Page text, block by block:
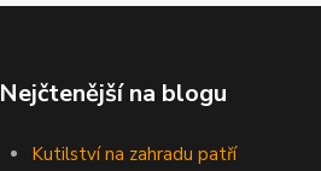
Nejčtenější na blogu
Kutilství na zahradu patří